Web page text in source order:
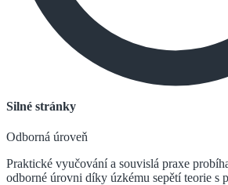
Silné stránky
Odborná úroveň
Praktické vyučování a souvislá praxe
odborné úrovni díky úzkému sepětí teorie s